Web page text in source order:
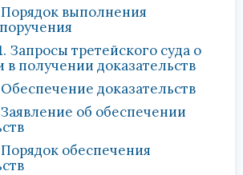
Порядок выполнения
. Запросы третейского суда о
в получении доказательств
Обеспечение доказательств
об обеспечении
Порядок обеспечения